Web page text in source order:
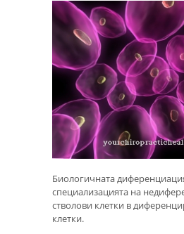
Биологичната
специализацията на
стволови клетки в
клетки.